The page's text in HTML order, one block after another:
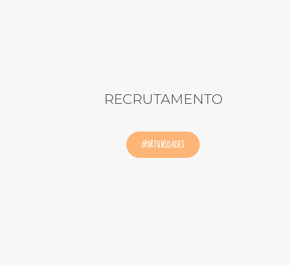
RECRUTAMENTO
OPORTUNIDADES